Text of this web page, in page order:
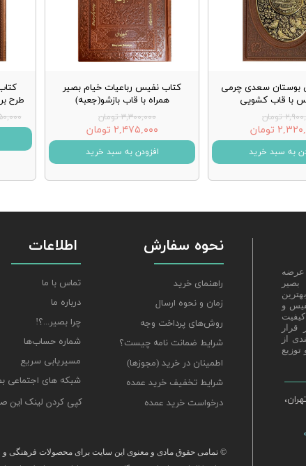
بوستان سعدی چرمی
با قاب کشویی
تومان
تومان
به سبد خرید
کتاب نفیس رباعیات خیام بصیر
همراه با قاب بازشو(جعبه)
۳,۳۰۰,۰۰۰ تومان
۲,۴۷۵,۰۰۰ تومان
افزودن به سبد خرید
طرح
۹۵۰,۰۰۰
نحوه سفارش
راهنمای خرید
زمان و نحوه ارسال
روش‌های پرداخت وجه
شرایط ضمانت نامه چیست؟
اطمینان در خرید (مجوزها)
شرایط تخفیف خرید عمده
درخواست خرید عمده
© تمامی حقوق مادی و معنوی این سایت برای محصولات فرهنگی و
اطلاعات
تماس با ما
درباره ما
چرا بصیر...؟!
شماره حساب‌ها
مسیریابی سریع
شبکه های اجتماعی
عرضه
و
از
توزیع
کپی کردن لینک این